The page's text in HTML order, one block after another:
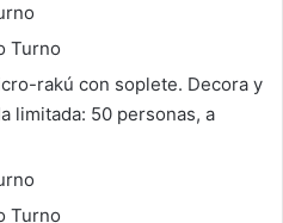
Turno
rakú con soplete. Decora y
limitada: 50 personas, a
Turno